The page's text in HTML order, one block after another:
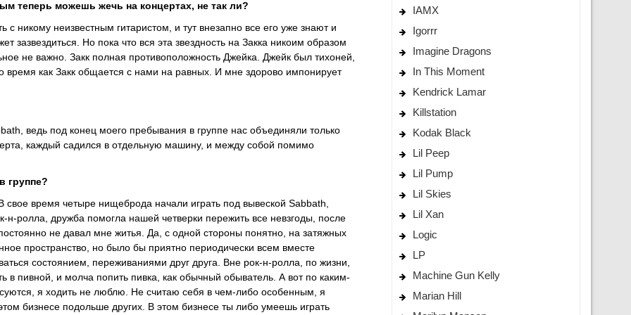
теперь можешь жечь на концертах, не так ли?
никому неизвестным гитаристом, и тут внезапно все его уже знают и
зазвездиться. Но пока что вся эта звездность на Закка никоим образом
не важно. Закк полная противоположность Джейка. Джейк был тихоней,
время как Закк общается с нами на равных. И мне здорово импонирует
ведь под конец моего пребывания в группе нас объединяли только
каждый садился в отдельную машину, и между собой помимо
группе?
свое время четыре нищеброда начали играть под вывеской Sabbath,
ролла, дружба помогла нашей четверки пережить все невзгоды, после
не давал мне житья. Да, с одной стороны понятно, на затяжных
пространство, но было бы приятно периодически всем вместе
состоянием, переживаниями друг друга. Вне рок-н-ролла, по жизни,
пивной, и молча попить пивка, как обычный обыватель. А вот по каким-
я ходить не люблю. Не считаю себя в чем-либо особенным, я
бизнесе подольше других. В этом бизнесе ты либо умеешь играть
IAMX
Igorrr
Imagine Dragons
In This Moment
Kendrick Lamar
Killstation
Kodak Black
Lil Peep
Lil Pump
Lil Skies
Lil Xan
Logic
LP
Machine Gun Kelly
Marian Hill